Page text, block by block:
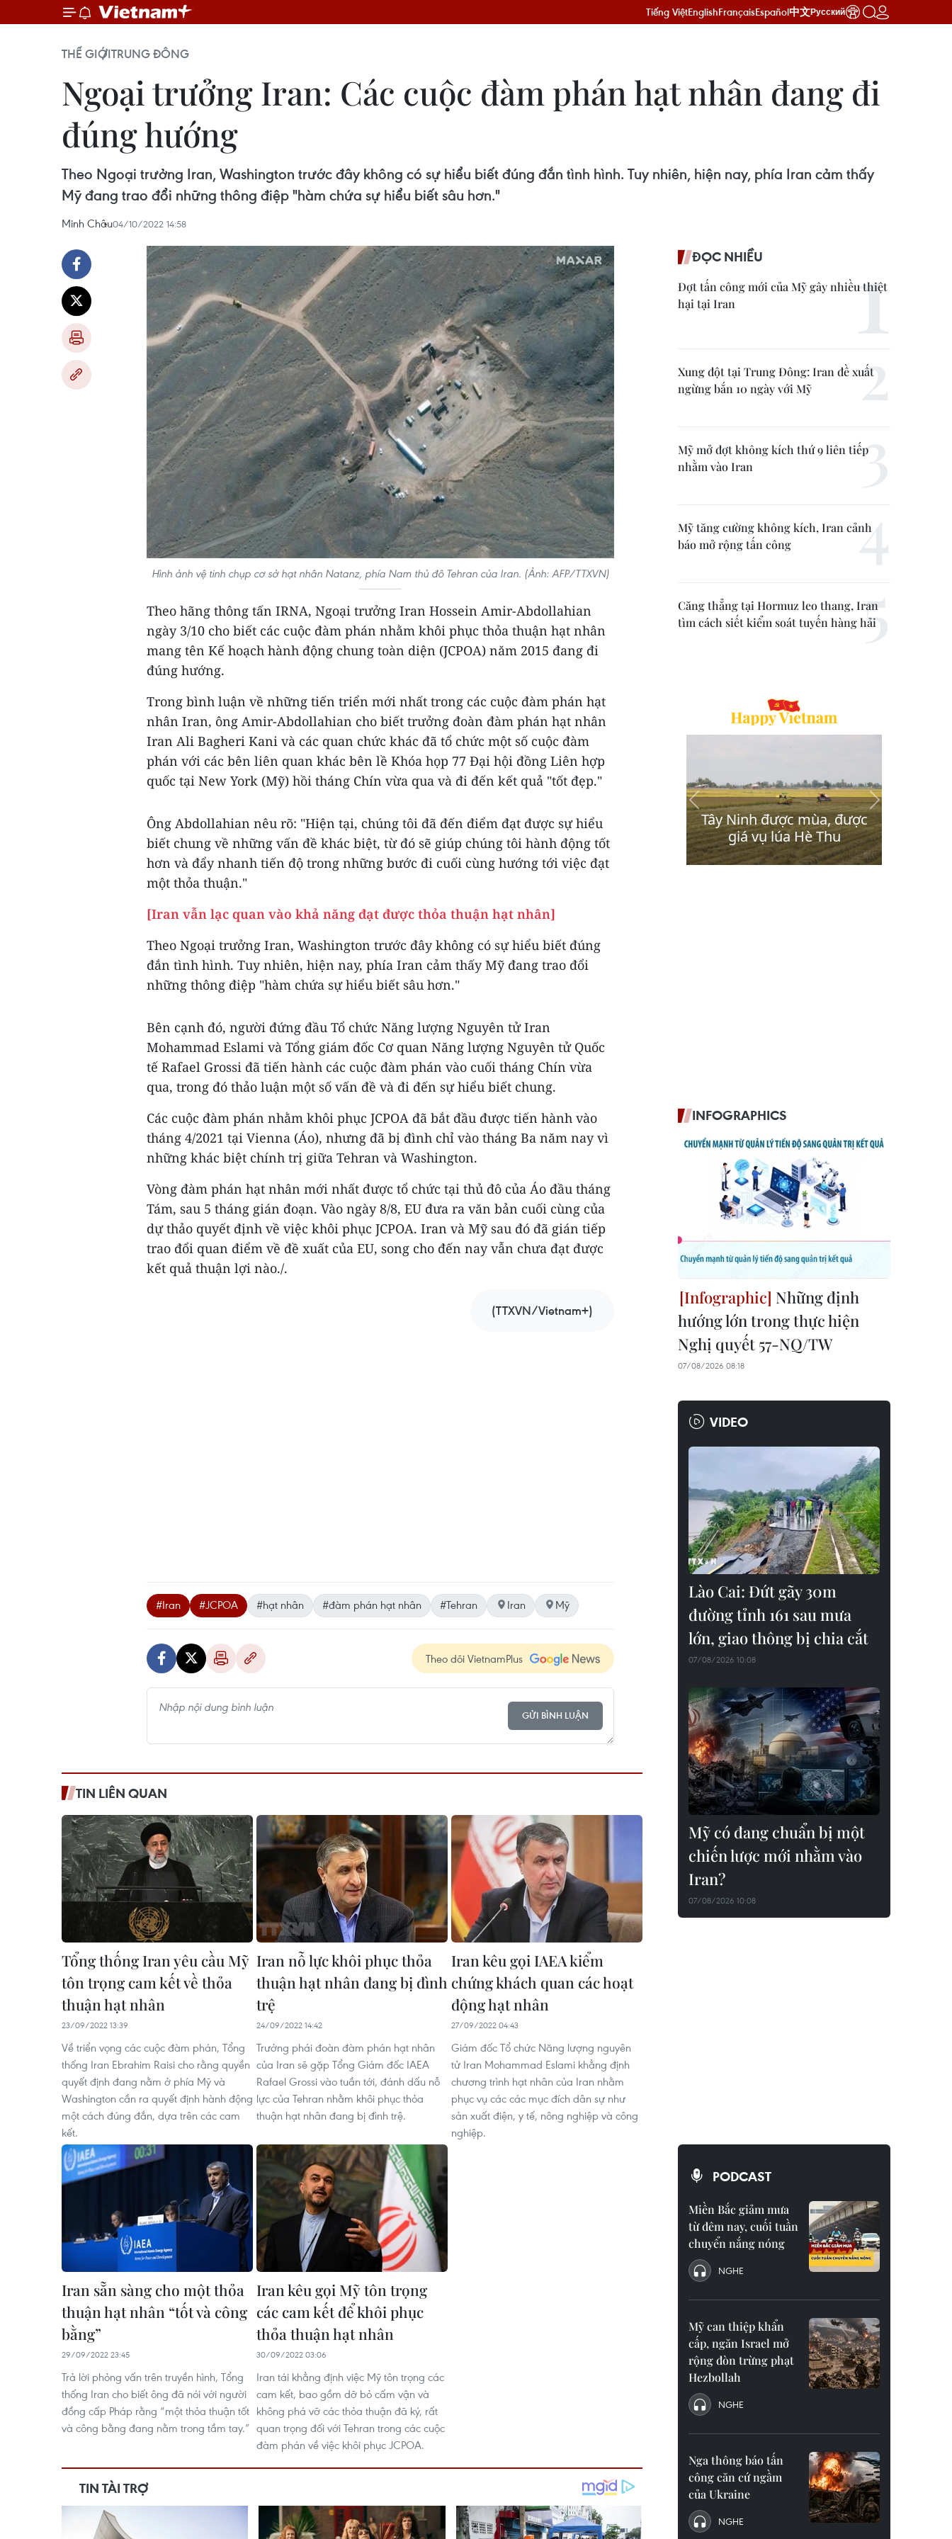
Tiếng ViệtEnglishFrançaisEspañol中文Русский
THẾ GIỚITRUNG ĐÔNG
Ngoại trưởng Iran: Các cuộc đàm phán hạt nhân đang đi
đúng hướng
Theo Ngoại trưởng Iran, Washington trước đây không có sự hiểu biết đúng đắn tình hình. Tuy nhiên, hiện nay, phía Iran cảm thấy
Mỹ đang trao đổi những thông điệp "hàm chứa sự hiểu biết sâu hơn."
Minh Châu04/10/2022 14:58
Hình ảnh vệ tinh chụp cơ sở hạt nhân Natanz, phía Nam thủ đô Tehran của Iran. (Ảnh: AFP/TTXVN)
Theo hãng thông tấn IRNA, Ngoại trưởng Iran Hossein Amir-Abdollahian
ngày 3/10 cho biết các cuộc đàm phán nhằm khôi phục thỏa thuận hạt nhân
mang tên Kế hoạch hành động chung toàn diện (JCPOA) năm 2015 đang đi
đúng hướng.
Trong bình luận về những tiến triển mới nhất trong các cuộc đàm phán hạt
nhân Iran, ông Amir-Abdollahian cho biết trưởng đoàn đàm phán hạt nhân
Iran Ali Bagheri Kani và các quan chức khác đã tổ chức một số cuộc đàm
phán với các bên liên quan khác bên lề Khóa họp 77 Đại hội đồng Liên hợp
quốc tại New York (Mỹ) hồi tháng Chín vừa qua và đi đến kết quả "tốt đẹp."
Ông Abdollahian nêu rõ: "Hiện tại, chúng tôi đã đến điểm đạt được sự hiểu
biết chung về những vấn đề khác biệt, từ đó sẽ giúp chúng tôi hành động tốt
hơn và đẩy nhanh tiến độ trong những bước đi cuối cùng hướng tới việc đạt
một thỏa thuận."
[Iran vẫn lạc quan vào khả năng đạt được thỏa thuận hạt nhân]
Theo Ngoại trưởng Iran, Washington trước đây không có sự hiểu biết đúng
đắn tình hình. Tuy nhiên, hiện nay, phía Iran cảm thấy Mỹ đang trao đổi
những thông điệp "hàm chứa sự hiểu biết sâu hơn."
Bên cạnh đó, người đứng đầu Tổ chức Năng lượng Nguyên tử Iran
Mohammad Eslami và Tổng giám đốc Cơ quan Năng lượng Nguyên tử Quốc
tế Rafael Grossi đã tiến hành các cuộc đàm phán vào cuối tháng Chín vừa
qua, trong đó thảo luận một số vấn đề và đi đến sự hiểu biết chung.
Các cuộc đàm phán nhằm khôi phục JCPOA đã bắt đầu được tiến hành vào
tháng 4/2021 tại Vienna (Áo), nhưng đã bị đình chỉ vào tháng Ba năm nay vì
những khác biệt chính trị giữa Tehran và Washington.
Vòng đàm phán hạt nhân mới nhất được tổ chức tại thủ đô của Áo đầu tháng
Tám, sau 5 tháng gián đoạn. Vào ngày 8/8, EU đưa ra văn bản cuối cùng của
dự thảo quyết định về việc khôi phục JCPOA. Iran và Mỹ sau đó đã gián tiếp
trao đổi quan điểm về đề xuất của EU, song cho đến nay vẫn chưa đạt được
kết quả thuận lợi nào./.
(TTXVN/Vietnam+)
#Iran #JCPOA #hạt nhân #đàm phán hạt nhân #Tehran Iran Mỹ
Theo dõi VietnamPlus
GỬI BÌNH LUẬN
TIN LIÊN QUAN
Tổng thống Iran yêu cầu Mỹ
tôn trọng cam kết về thỏa
thuận hạt nhân
23/09/2022 13:39
Về triển vọng các cuộc đàm phán, Tổng
thống Iran Ebrahim Raisi cho rằng quyền
quyết định đang nằm ở phía Mỹ và
Washington cần ra quyết định hành động
một cách đúng đắn, dựa trên các cam
kết.
Iran nỗ lực khôi phục thỏa
thuận hạt nhân đang bị đình
trệ
24/09/2022 14:42
Trưởng phái đoàn đàm phán hạt nhân
của Iran sẽ gặp Tổng Giám đốc IAEA
Rafael Grossi vào tuần tới, đánh dấu nỗ
lực của Tehran nhằm khôi phục thỏa
thuận hạt nhân đang bị đình trệ.
Iran kêu gọi IAEA kiểm
chứng khách quan các hoạt
động hạt nhân
27/09/2022 04:43
Giám đốc Tổ chức Năng lượng nguyên
tử Iran Mohammad Eslami khẳng định
chương trình hạt nhân của Iran nhằm
phục vụ các các mục đích dân sự như
sản xuất điện, y tế, nông nghiệp và công
nghiệp.
Iran sẵn sàng cho một thỏa
thuận hạt nhân “tốt và công
bằng”
29/09/2022 23:45
Trả lời phỏng vấn trên truyền hình, Tổng
thống Iran cho biết ông đã nói với người
đồng cấp Pháp rằng “một thỏa thuận tốt
và công bằng đang nằm trong tầm tay.”
Iran kêu gọi Mỹ tôn trọng
các cam kết để khôi phục
thỏa thuận hạt nhân
30/09/2022 03:06
Iran tái khẳng định việc Mỹ tôn trọng các
cam kết, bao gồm dỡ bỏ cấm vận và
không phá vỡ các thỏa thuận đã ký, rất
quan trọng đối với Tehran trong các cuộc
đàm phán về việc khôi phục JCPOA.
ĐỌC NHIỀU
Đợt tấn công mới của Mỹ gây nhiều thiệt
hại tại Iran
Xung đột tại Trung Đông: Iran đề xuất
ngừng bắn 10 ngày với Mỹ
Mỹ mở đợt không kích thứ 9 liên tiếp
nhằm vào Iran
Mỹ tăng cường không kích, Iran cảnh
báo mở rộng tấn công
Căng thẳng tại Hormuz leo thang, Iran
tìm cách siết kiểm soát tuyến hàng hải
INFOGRAPHICS
Những định
hướng lớn trong thực hiện
Nghị quyết 57-NQ/TW
07/08/2026 08:18
VIDEO
Lào Cai: Đứt gãy 30m
đường tỉnh 161 sau mưa
lớn, giao thông bị chia cắt
07/08/2026 10:08
Mỹ có đang chuẩn bị một
chiến lược mới nhằm vào
Iran?
07/08/2026 10:08
PODCAST
Miền Bắc giảm mưa
từ đêm nay, cuối tuần
chuyển nắng nóng
NGHE
Mỹ can thiệp khẩn
cấp, ngăn Israel mở
rộng đòn trừng phạt
Hezbollah
NGHE
Nga thông báo tấn
công căn cứ ngầm
của Ukraine
NGHE